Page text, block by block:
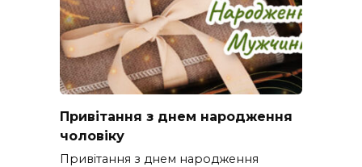
Привітання з днем народження
чоловіку
Привітання з днем народження